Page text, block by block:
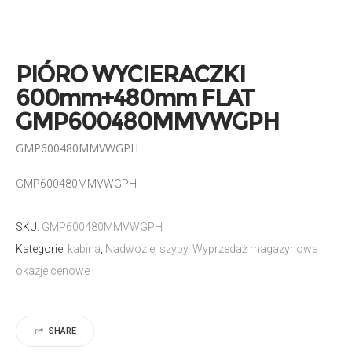
PIÓRO WYCIERACZKI
600mm+480mm FLAT
GMP600480MMVWGPH
GMP600480MMVWGPH
GMP600480MMVWGPH
SKU: GMP600480MMVWGPH
Kategorie: kabina Nadwozie szyby, Wyprzedaż magazynowa
okazje cenowe
SHARE